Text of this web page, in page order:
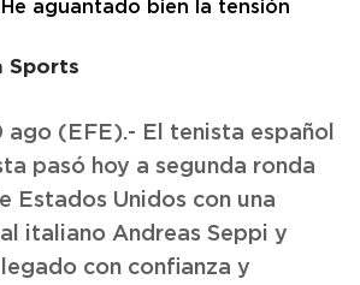
Sports
ago (EFE).- El tenista español
pasó hoy a segunda ronda
Estados Unidos con una
italiano Andreas Seppi y
con confianza y